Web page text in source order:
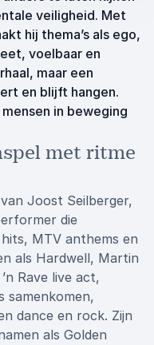
veiligheid. Met
hij thema’s als ego,
voelbaar en
maar een
en blijft hangen.
in beweging
met ritme
Joost Seilberger,
die
MTV anthems en
als Hardwell, Martin
Rave live act,
samenkomen,
dance en rock. Zijn
als Golden